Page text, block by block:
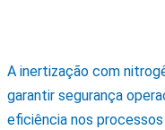
A inertização com
garantir segurança
eficiência nos